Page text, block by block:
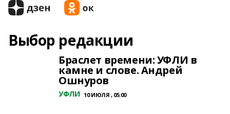
Выбор редакции
Браслет времени: УФЛИ в
камне и слове. Андрей
Ошнуров
УФЛИ 10 ИЮЛЯ , 05:00